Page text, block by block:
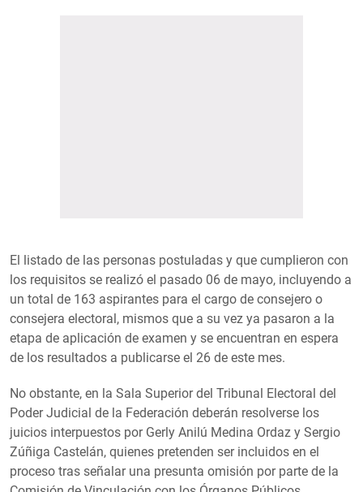
El listado de las personas postuladas y que cumplieron con
los requisitos se realizó el pasado 06 de mayo, incluyendo a
un total de 163 aspirantes para el cargo de consejero o
consejera electoral, mismos que a su vez ya pasaron a la
etapa de aplicación de examen y se encuentran en espera
de los resultados a publicarse el 26 de este mes.
No obstante, en la Sala Superior del Tribunal Electoral del
Poder Judicial de la Federación deberán resolverse los
juicios interpuestos por Gerly Anilú Medina Ordaz y Sergio
Zúñiga Castelán, quienes pretenden ser incluidos en el
proceso tras señalar una presunta omisión por parte de la